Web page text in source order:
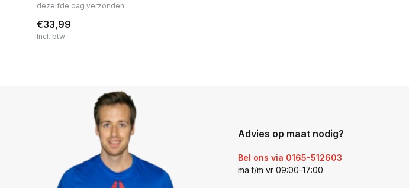
dezelfde dag verzonden
€33,99
Incl. btw
Advies op maat nodig?
Bel ons via 0165-512603
ma t/m vr 09:00-17:00